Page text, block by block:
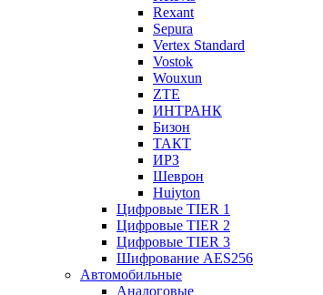
Rexant
Sepura
Vertex Standard
Vostok
Wouxun
ZTE
ИНТРАНК
Бизон
ТАКТ
ИРЗ
Шеврон
Huiyton
Цифровые TIER 1
Цифровые TIER 2
Цифровые TIER 3
Шифрование AES256
Автомобильные
Аналоговые